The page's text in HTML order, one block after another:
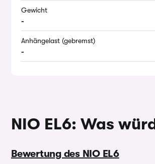
Gewicht
-
Anhängelast (gebremst)
-
NIO EL6: Was
Bewertung des NIO EL6